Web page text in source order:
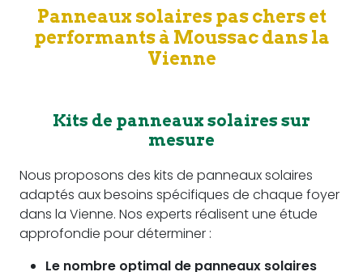
Panneaux solaires pas chers et
performants à Moussac dans la
Vienne
Kits de panneaux solaires sur
mesure
Nous proposons des kits de panneaux solaires
adaptés aux besoins spécifiques de chaque foyer
dans la Vienne. Nos experts réalisent une étude
approfondie pour déterminer :
Le nombre optimal de panneaux solaires